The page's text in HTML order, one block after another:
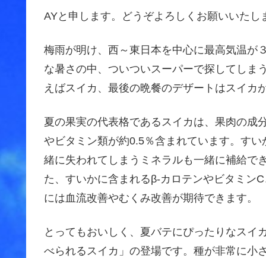
AYと申します。どうぞよろしくお願いいたし
梅雨が明け、西～東日本を中心に最高気温
な暑さの中、ついついスーパーで探してしま
えばスイカ、最後の晩餐のデザートはスイカ
夏の果実の代表格であるスイカは、果肉の成
やビタミン類が約0.5％含まれています。す
緒に失われてしまうミネラルも一緒に補給で
た、すいかに含まれるβ-カロテンやビタミン
には血流改善やむくみ改善が期待できます。
とってもおいしく、夏バテにぴったりなスイ
べられるスイカ」の登場です。種が非常に小